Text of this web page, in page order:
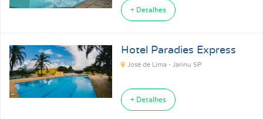
+ Detalhes
Hotel Paradies Express
José de Lima - Jarinu SP
+ Detalhes